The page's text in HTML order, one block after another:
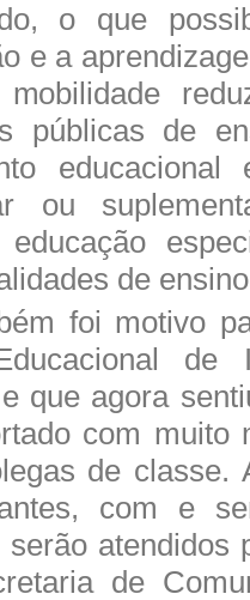
o que
e a
públicas de
educacional
ou
educação
de
foi motivo
de
que agora
com muito
de classe.
com e
atendidos
de